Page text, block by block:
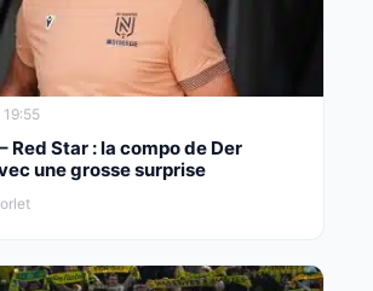
Red Star : la compo de Der
une grosse surprise